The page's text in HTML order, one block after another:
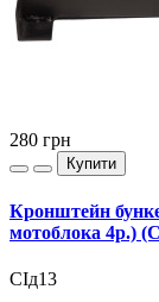
280 грн
Купити
Кронштейн
мотоблока 4р.)
СІд13